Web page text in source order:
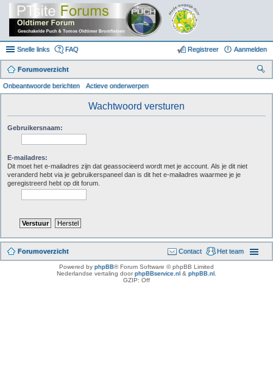
Snelle links FAQ Aanmelden
Registreer
Forumoverzicht
Onbeantwoorde berichten Actieve onderwerpen
Wachtwoord versturen
Gebruikersnaam:
E-mailadres:
Dit moet het e-mailadres zijn dat geassocieerd wordt met je account. Als je dit niet
veranderd hebt via je gebruikerspaneel dan is dit het e-mailadres waarmee je je
geregistreerd hebt op dit forum.
Forumoverzicht Het team
Contact
Powered by phpBB® Forum Software © phpBB Limited
Nederlandse vertaling doorphpBBservice.nl & phpBB.nl
GZIP: Off